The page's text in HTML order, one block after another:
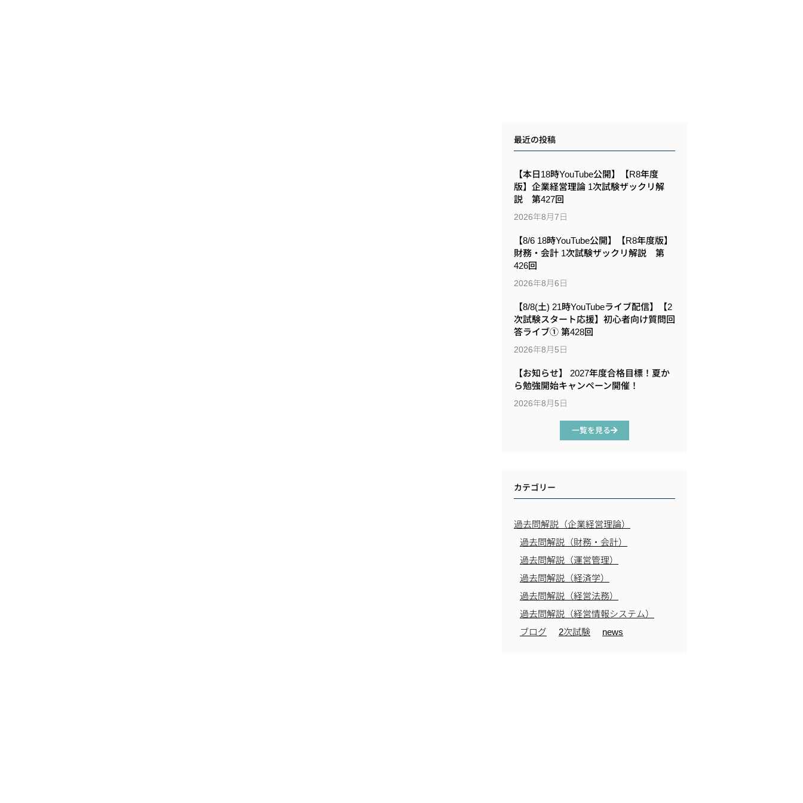
最近の投稿
【本日18時YouTube公開】【R8年度
版】企業経営理論 1次試験ザックリ解
説 第427回
2026年8月7日
【8/6 18時YouTube公開】【R8年度版】
財務・会計 1次試験ザックリ解説 第
426回
2026年8月6日
【8/8(土) 21時YouTubeライブ配信】【2
次試験スタート応援】初心者向け質問回
答ライブ① 第428回
2026年8月5日
【お知らせ】 2027年度合格目標！夏か
ら勉強開始キャンペーン開催！
2026年8月5日
一覧を見る
カテゴリー
過去問解説（企業経営理論）
過去問解説（財務・会計）
過去問解説（運営管理）
過去問解説（経済学）
過去問解説（経営法務）
過去問解説（経営情報システム）
ブログ
2次試験 news